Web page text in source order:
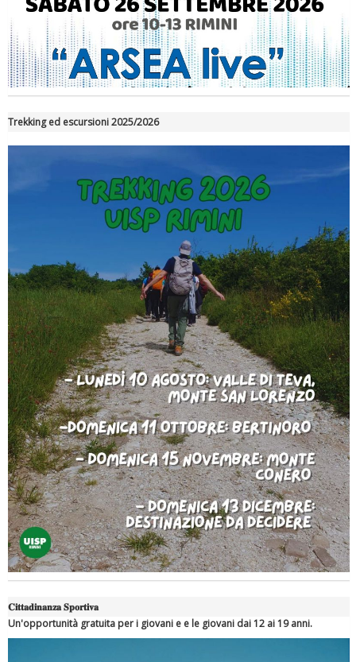
Luglio 2026: "Pensando con i piedi, si possono fare le
rivoluzioni"
Tiziano Pesce a Radio InBlu2000 traccia il bilancio della stagione
Ddl Lobby, Uisp: “Il Parlamento valorizzi le nostre specificità"
Trekking ed escursioni 2025/2026
𝐂𝐢𝐭𝐭𝐚𝐝𝐢𝐧𝐚𝐧𝐳𝐚 𝐒𝐩𝐨𝐫𝐭𝐢𝐯𝐚
Un'opportunità gratuita per i giovani e e le giovani dai 12 ai 19 anni.